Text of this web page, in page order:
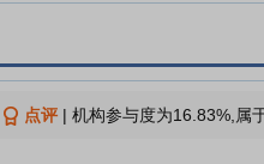
点评| 机构参与度为16.83%,属